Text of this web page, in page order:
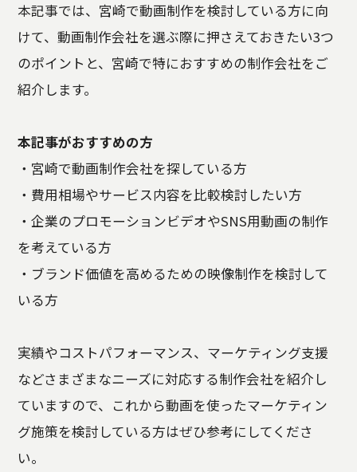
本記事では、宮崎で動画制作を検討している方に向
けて、動画制作会社を選ぶ際に押さえておきたい3つ
のポイントと、宮崎で特におすすめの制作会社をご
紹介します。
本記事がおすすめの方
・宮崎で動画制作会社を探している方
・費用相場やサービス内容を比較検討したい方
・企業のプロモーションビデオやSNS用動画の制作
を考えている方
・ブランド価値を高めるための映像制作を検討して
いる方
実績やコストパフォーマンス、マーケティング支援
などさまざまなニーズに対応する制作会社を紹介し
ていますので、これから動画を使ったマーケティン
グ施策を検討している方はぜひ参考にしてくださ
い。